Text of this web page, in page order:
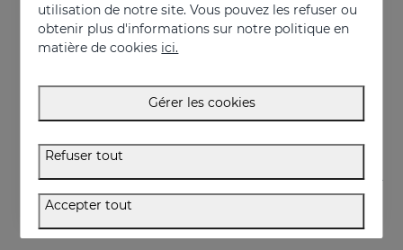
Acheter
Protecteur cutané, sans colorant ni parfum
14.95 €
utilisation de notre site. Vous pouvez les refuser ou
obtenir plus d'informations sur notre politique en
matière de cookies ici.
Gérer les cookies
Refuser tout
Accepter tout